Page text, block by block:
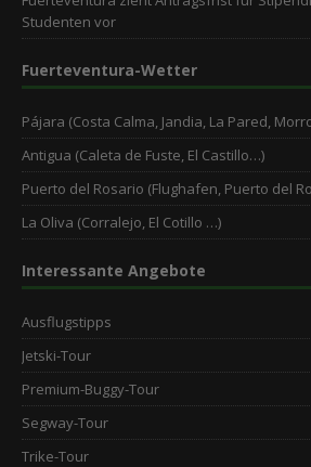
Studenten vor
Fuerteventura-Wetter
Pájara (Costa Calma, Jandia, La Pared,
Antigua (Caleta de Fuste, El Castillo…)
Puerto del Rosario (Flughafen, Puerto del
La Oliva (Corralejo, El Cotillo …)
Interessante Angebote
Ausflugstipps
Jetski-Tour
Premium-Buggy-Tour
Segway-Tour
Trike-Tour